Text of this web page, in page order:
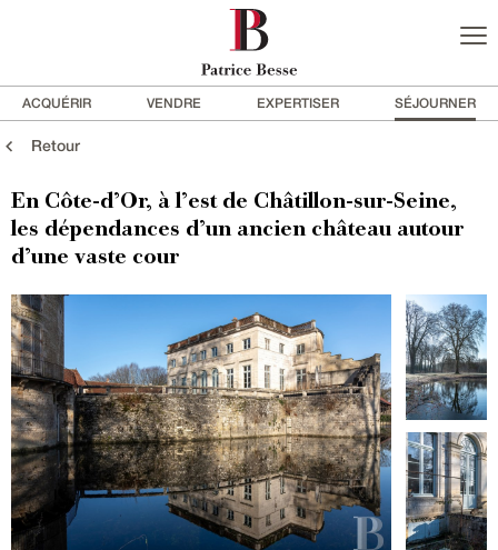
ACQUÉRIR VENDRE EXPERTISER SÉJOURNER
Retour
En Côte-d’Or, à l’est de Châtillon-sur-Seine,
les dépendances d’un ancien château autour
d’une vaste cour